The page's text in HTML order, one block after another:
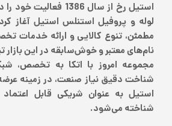
استیل رخ از سال 1386
لوله و پروفیل استنلس استیل آغاز
مطمئن، تنوع کالایی و ارائه خدمات
نام‌های معتبر و خوش‌سابقه در این
مجموعه امروز با اتکا به تخصص،
شناخت دقیق نیاز صنعت، در زمینه
استیل به عنوان شریکی قابل اعتماد
شناخته می‌شود.